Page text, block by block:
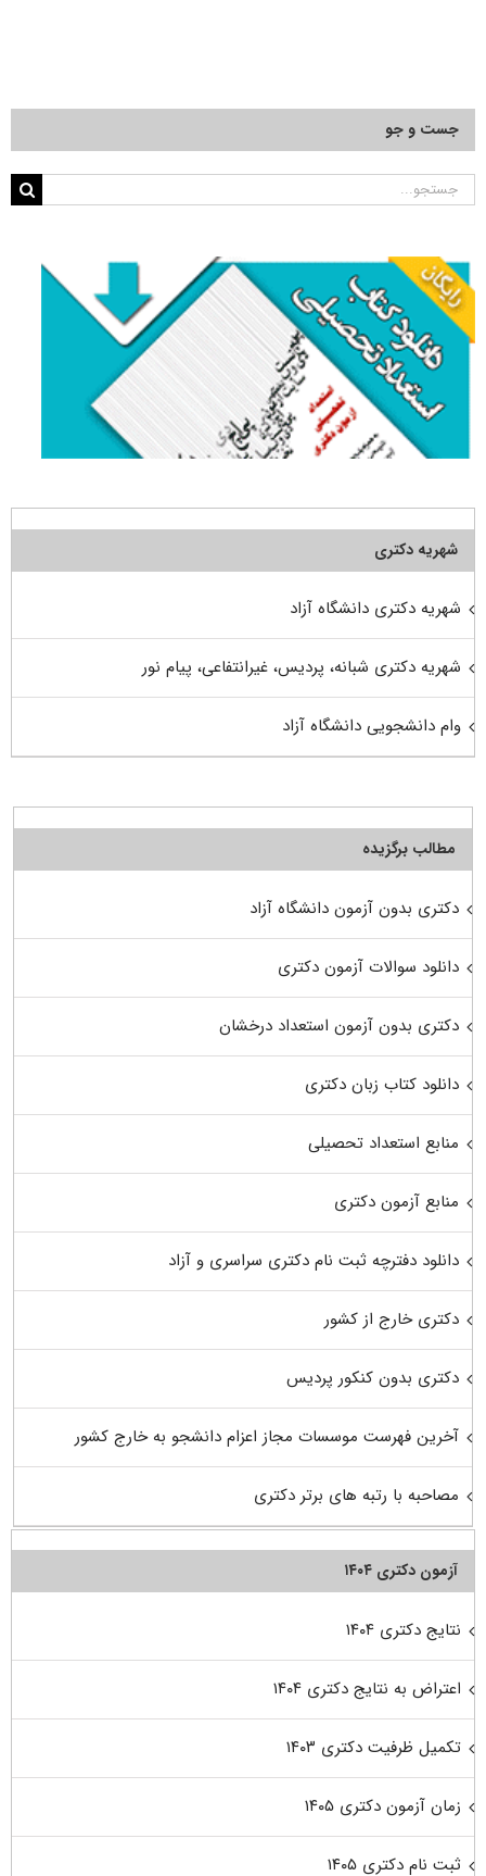
جست و جو
جستجو
شهریه دکتری
شهریه دکتری دانشگاه آزاد
شهریه دکتری شبانه، پردیس، غیرانتفاعی، پیام نور
وام دانشجویی دانشگاه آزاد
مطالب برگزیده
دکتری بدون آزمون دانشگاه آزاد
دانلود سوالات آزمون دکتری
دکتری بدون آزمون استعداد درخشان
دانلود کتاب زبان دکتری
منابع استعداد تحصیلی
منابع آزمون دکتری
دانلود دفترچه ثبت نام دکتری سراسری و آزاد
دکتری خارج از کشور
دکتری بدون کنکور پردیس
آخرین فهرست موسسات مجاز اعزام دانشجو به خارج کشور
مصاحبه با رتبه های برتر دکتری
آزمون دکتری ۱۴۰۴
نتایج دکتری ۱۴۰۴
اعتراض به نتایج دکتری ۱۴۰۴
تکمیل ظرفیت دکتری ۱۴۰۳
زمان آزمون دکتری ۱۴۰۵
ثبت نام دکتری ۱۴۰۵